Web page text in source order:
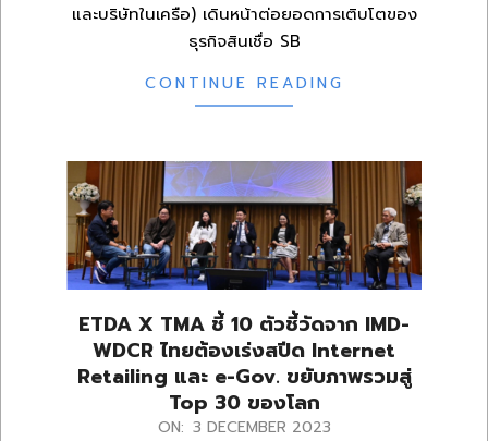
และบริษัทในเครือ) เดินหน้าต่อยอดการเติบโตของ
ธุรกิจสินเชื่อ SB
CONTINUE READING
ETDA X TMA ชี้ 10 ตัวชี้วัดจาก IMD-
WDCR ไทยต้องเร่งสปีด Internet
Retailing และ e-Gov. ขยับภาพรวมสู่
Top 30 ของโลก
ON: 3 DECEMBER 2023